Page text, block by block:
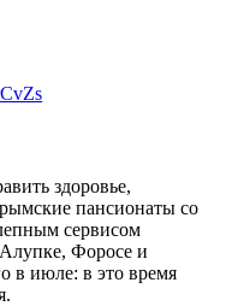
здоровье,
пансионаты со
сервисом
Форосе и
в июле: в это время